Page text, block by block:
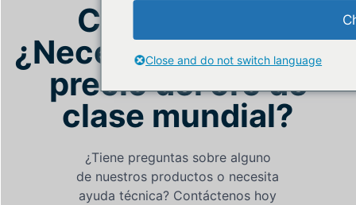
KO
NL
PT
Contáctenos
¿Necesita una API de
precio del oro de
clase mundial?
¿Tiene preguntas sobre alguno
de nuestros productos o necesita
ayuda técnica? Contáctenos hoy
Close and do not switch language